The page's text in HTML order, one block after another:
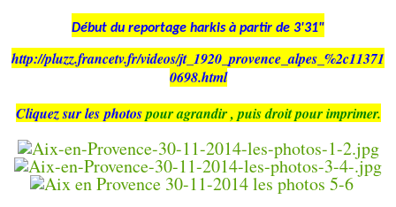
Début du reportage harkis à partir de 3'31"
http://pluzz.francetv.fr/videos/jt_1920_provence_alpes_%2c11371
0698.html
Cliquez sur les photospour agrandir, puis droit pour imprimer.